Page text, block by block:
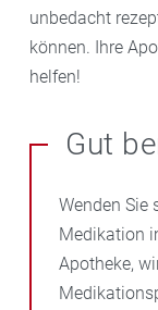
unbedacht
können. Ihre
helfen!
Gut
Wenden Sie
Medikation
Apotheke,